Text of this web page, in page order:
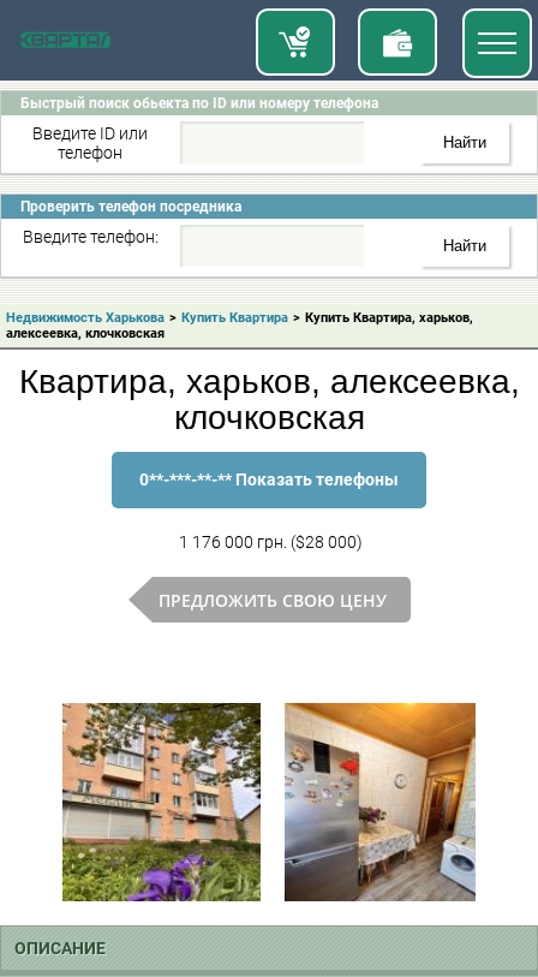
Быстрый поиск обьекта по ID или номеру телефона
Введите ID или
телефон
Проверить телефон посредника
Введите телефон:
Недвижимость Харькова > Купить Квартира > Купить Квартира, харьков,
алексеевка, клочковская
Квартира, харьков, алексеевка,
клочковская
0**-***-**-** Показать телефоны
1 176 000 грн. ($28 000)
ПРЕДЛОЖИТЬ СВОЮ ЦЕНУ
ОПИСАНИЕ